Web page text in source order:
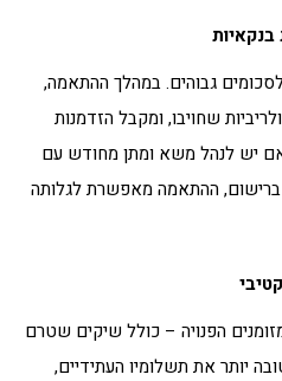
גבוהים. במהלך ההתאמה,
שחויבו, ומקבל הזדמנות
יש לנהל משא ומתן מחודש עם
ההתאמה מאפשרת לגלותה
הפנויה – כולל שיקים שטרם
יותר את תשלומיו העתידיים,